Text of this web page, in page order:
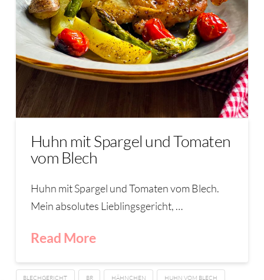
Huhn mit Spargel und Tomaten
vom Blech
Huhn mit Spargel und Tomaten vom Blech.
Mein absolutes Lieblingsgericht, …
Read More
BLECHGERICHT BR HÄHNCHEN HUHN VOM BLECH